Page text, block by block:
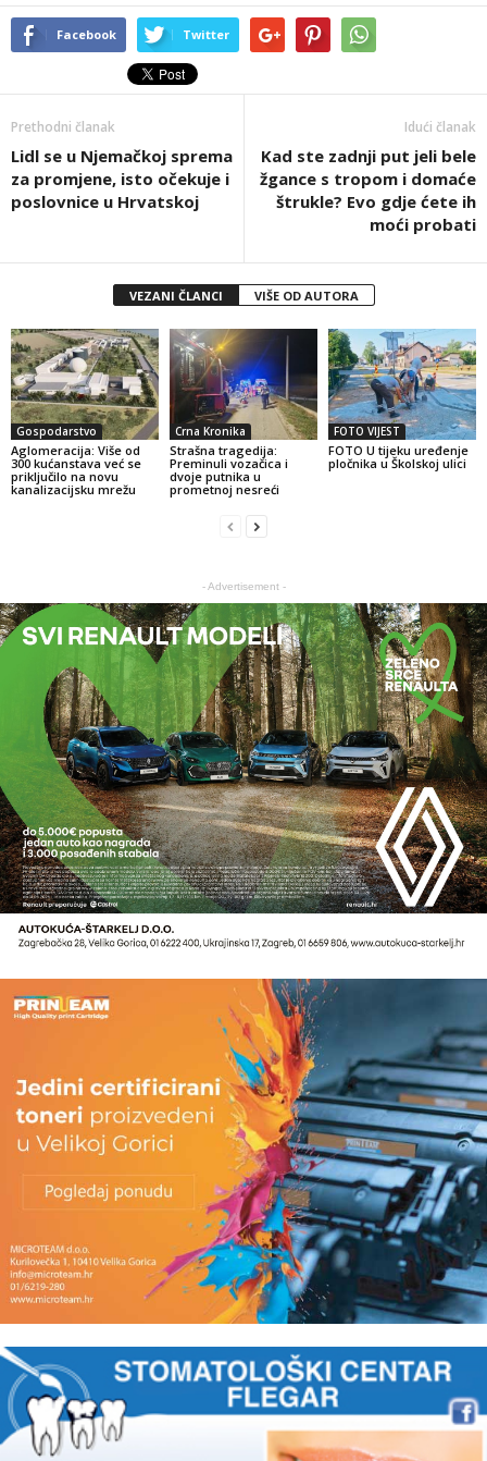
Facebook Twitter
Prethodni članak
Lidl se u Njemačkoj sprema
za promjene, isto očekuje i
poslovnice u Hrvatskoj
Idući članak
Kad ste zadnji put jeli bele
žgance s tropom i domaće
štrukle? Evo gdje ćete ih
moći probati
VEZANI ČLANCI VIŠE OD AUTORA
Gospodarstvo
Aglomeracija: Više od
300 kućanstava već se
priključilo na novu
kanalizacijsku mrežu
Crna Kronika
Strašna tragedija:
Preminuli vozačica i
dvoje putnika u
prometnoj nesreći
FOTO VIJEST
FOTO U tijeku uređenje
pločnika u Školskoj ulici
- Advertisement -